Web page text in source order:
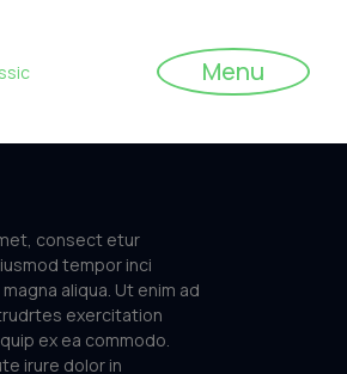
Menu
consect etur
tempor inci
aliqua. Ut enim ad
exercitation
ex ea commodo.
irure dolor in